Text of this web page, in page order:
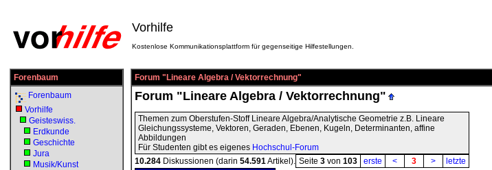
Vorhilfe
Kostenlose Kommunikationsplattform für gegenseitige Hilfestellungen.
Forenbaum
Forenbaum
Vorhilfe
Geisteswiss.
Erdkunde
Geschichte
Jura
Musik/Kunst
Forum "Lineare Algebra / Vektorrechnung"
Forum "Lineare Algebra / Vektorrechnung"
Themen zum Oberstufen-Stoff Lineare Algebra/Analytische Geometrie z.B. Lineare
Gleichungssysteme, Vektoren, Geraden, Ebenen, Kugeln, Determinanten, affine
Abbildungen
Für Studenten gibt es eigenes Hochschul-Forum
10.284 Diskussionen (darin 54.591Artikel). Seite 3 von 103 erste < 3 >
letzte